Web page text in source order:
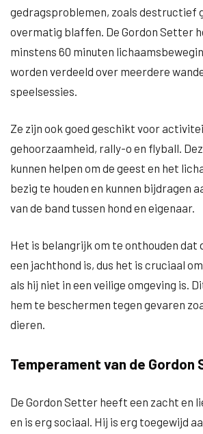
gedragsproblemen, zoals destructief
overmatig blaffen. De Gordon Setter
minstens 60 minuten
worden verdeeld over meerdere
speelsessies.
Ze zijn ook goed geschikt voor
gehoorzaamheid, rally-o en flyball.
kunnen helpen om de geest en het
bezig te houden en kunnen bijdragen
van de band tussen hond en eigenaar.
Het is belangrijk om te onthouden dat
een jachthond is, dus het is cruciaal
als hij niet in een veilige omgeving is.
hem te beschermen tegen gevaren
dieren.
Temperament van de Gordon
De Gordon Setter heeft een zacht en
en is erg sociaal. Hij is erg toegewijd